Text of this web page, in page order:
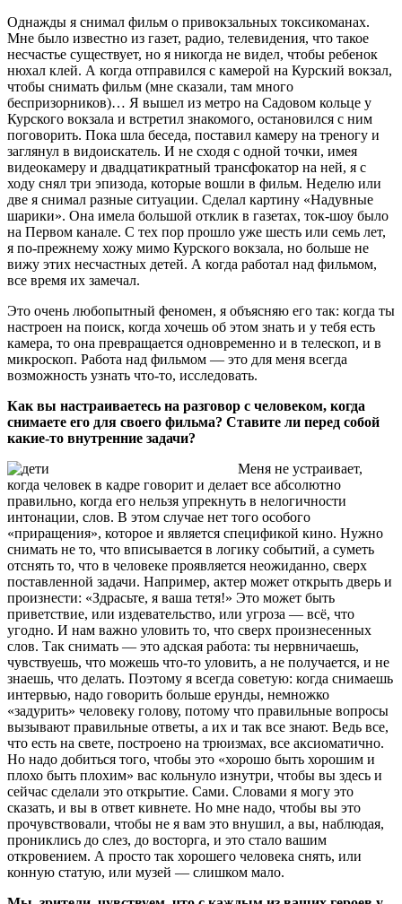
Однажды я снимал фильм о привокзальных токсикоманах.
Мне было известно из газет, радио, телевидения, что такое
несчастье существует, но я никогда не видел, чтобы ребенок
нюхал клей. А когда отправился с камерой на Курский вокзал,
чтобы снимать фильм (мне сказали, там много
беспризорников)… Я вышел из метро на Садовом кольце у
Курского вокзала и встретил знакомого, остановился с ним
поговорить. Пока шла беседа, поставил камеру на треногу и
заглянул в видоискатель. И не сходя с одной точки, имея
видеокамеру и двадцатикратный трансфокатор на ней, я с
ходу снял три эпизода, которые вошли в фильм. Неделю или
две я снимал разные ситуации. Сделал картину «Надувные
шарики». Она имела большой отклик в газетах, ток-шоу было
на Первом канале. С тех пор прошло уже шесть или семь лет,
я по-прежнему хожу мимо Курского вокзала, но больше не
вижу этих несчастных детей. А когда работал над фильмом,
все время их замечал.
Это очень любопытный феномен, я объясняю его так: когда ты
настроен на поиск, когда хочешь об этом знать и у тебя есть
камера, то она превращается одновременно и в телескоп, и в
микроскоп. Работа над фильмом — это для меня всегда
возможность узнать что-то, исследовать.
Как вы настраиваетесь на разговор с человеком, когда
снимаете его для своего фильма? Ставите ли перед собой
какие-то внутренние задачи?
Меня не устраивает,
когда человек в кадре говорит и делает все абсолютно
правильно, когда его нельзя упрекнуть в нелогичности
интонации, слов. В этом случае нет того особого
«приращения», которое и является спецификой кино. Нужно
снимать не то, что вписывается в логику событий, а суметь
отснять то, что в человеке проявляется неожиданно, сверх
поставленной задачи. Например, актер может открыть дверь и
произнести: «Здрасьте, я ваша тетя!» Это может быть
приветствие, или издевательство, или угроза — всё, что
угодно. И нам важно уловить то, что сверх произнесенных
слов. Так снимать — это адская работа: ты нервничаешь,
чувствуешь, что можешь что-то уловить, а не получается, и не
знаешь, что делать. Поэтому я всегда советую: когда снимаешь
интервью, надо говорить больше ерунды, немножко
«задурить» человеку голову, потому что правильные вопросы
вызывают правильные ответы, а их и так все знают. Ведь все,
что есть на свете, построено на трюизмах, все аксиоматично.
Но надо добиться того, чтобы это «хорошо быть хорошим и
плохо быть плохим» вас кольнуло изнутри, чтобы вы здесь и
сейчас сделали это открытие. Сами. Словами я могу это
сказать, и вы в ответ кивнете. Но мне надо, чтобы вы это
прочувствовали, чтобы не я вам это внушил, а вы, наблюдая,
прониклись до слез, до восторга, и это стало вашим
откровением. А просто так хорошего человека снять, или
конную статую, или музей — слишком мало.